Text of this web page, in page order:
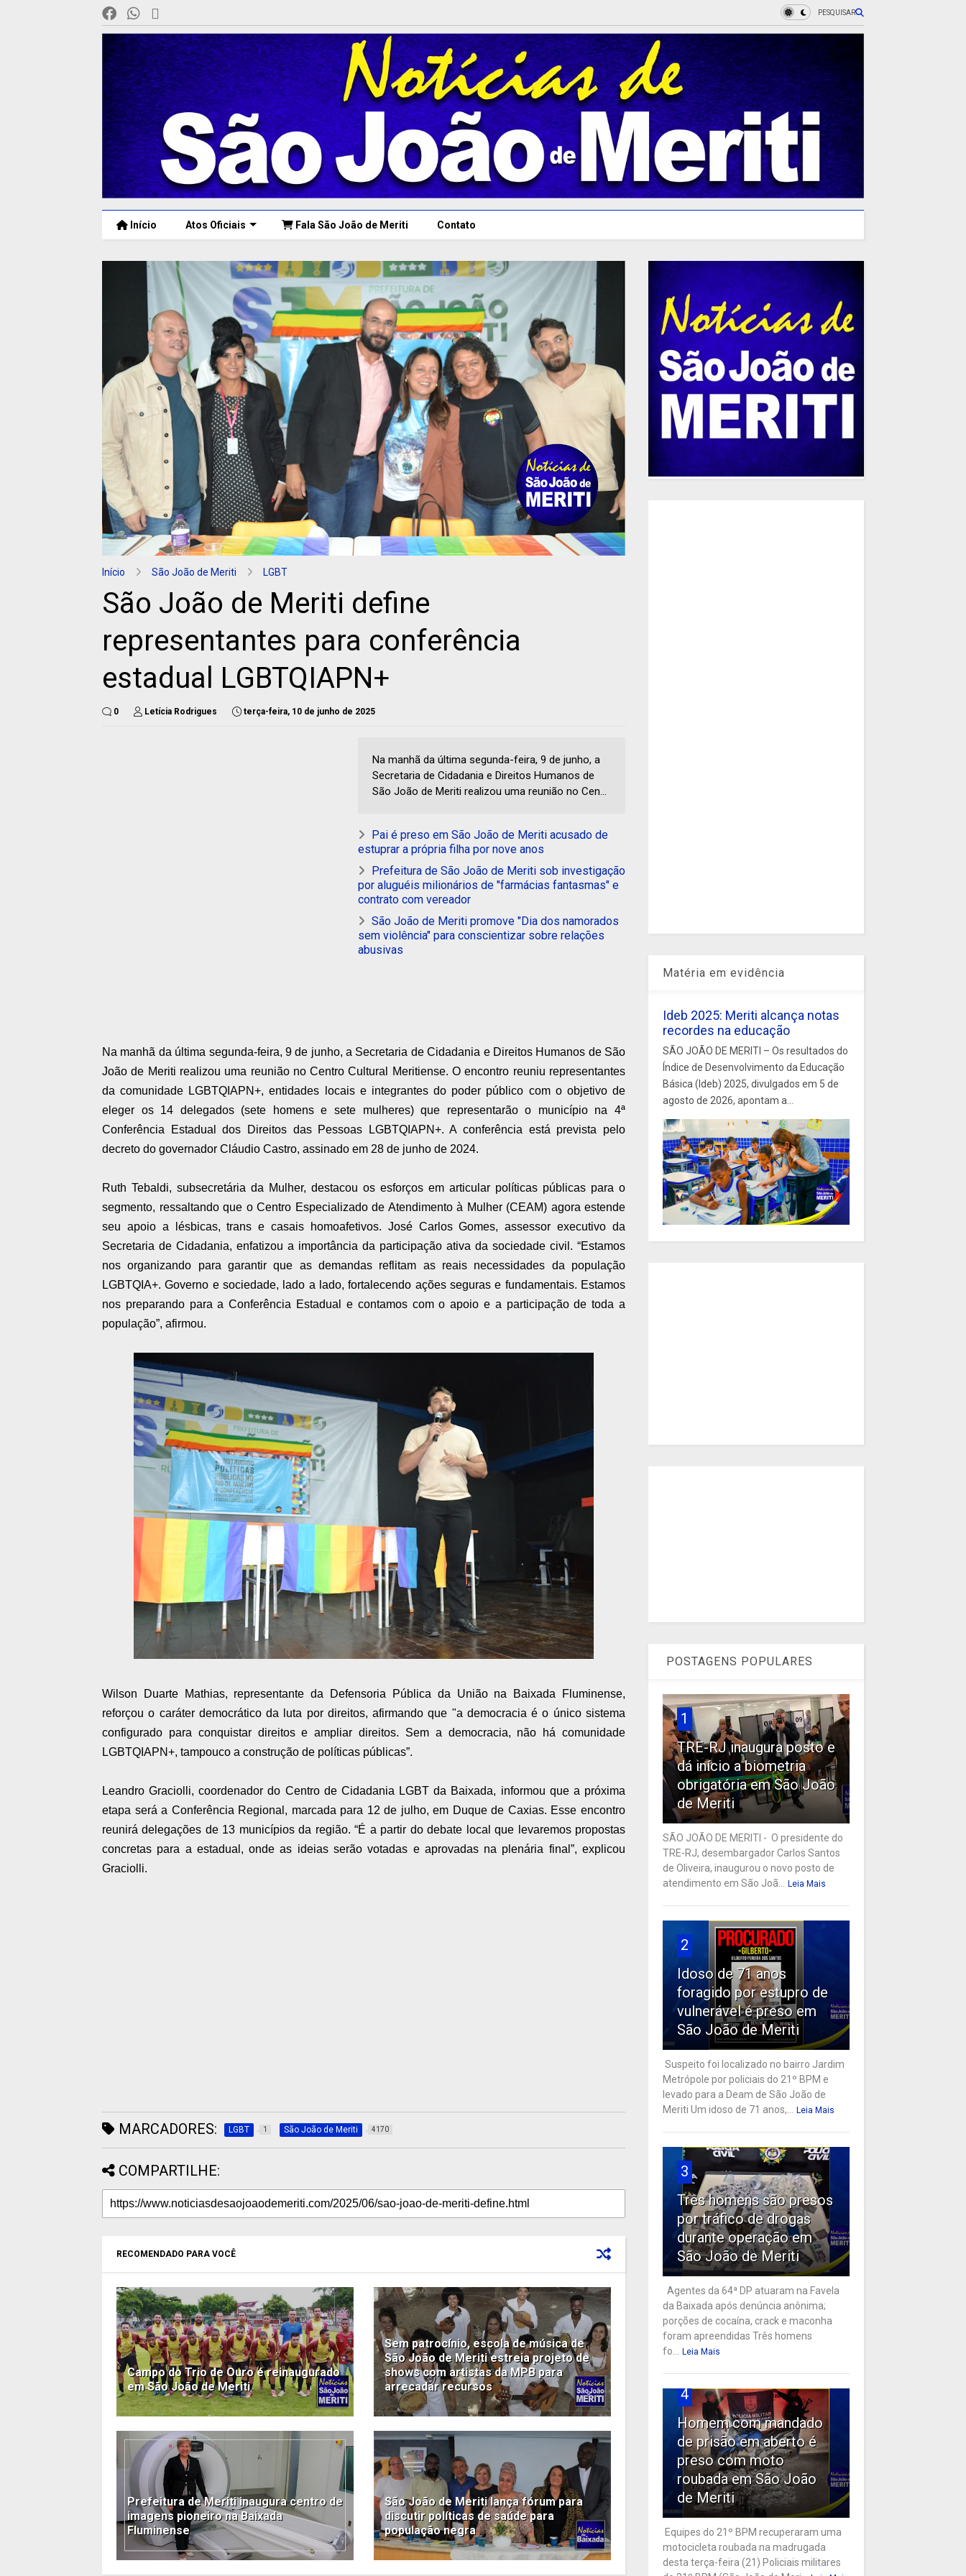
PESQUISAR
Início Atos Oficiais Fala São João de Meriti Contato
Início São João de Meriti LGBT
São João de Meriti define
representantes para conferência
estadual LGBTQIAPN+
0 Letícia Rodrigues terça-feira, 10 de junho de 2025
Na manhã da última segunda-feira, 9 de junho, a
Secretaria de Cidadania e Direitos Humanos de
São João de Meriti realizou uma reunião no Cen...
Pai é preso em São João de Meriti acusado de
estuprar a própria filha por nove anos
Prefeitura de São João de Meriti sob investigação
por aluguéis milionários de "farmácias fantasmas" e
contrato com vereador
São João de Meriti promove "Dia dos namorados
sem violência" para conscientizar sobre relações
abusivas
Na manhã da última segunda-feira, 9 de junho, a Secretaria de Cidadania e Direitos Humanos de São
João de Meriti realizou uma reunião no Centro Cultural Meritiense. O encontro reuniu representantes
da comunidade LGBTQIAPN+, entidades locais e integrantes do poder público com o objetivo de
eleger os 14 delegados (sete homens e sete mulheres) que representarão o município na 4ª
Conferência Estadual dos Direitos das Pessoas LGBTQIAPN+. A conferência está prevista pelo
decreto do governador Cláudio Castro, assinado em 28 de junho de 2024.
Ruth Tebaldi, subsecretária da Mulher, destacou os esforços em articular políticas públicas para o
segmento, ressaltando que o Centro Especializado de Atendimento à Mulher (CEAM) agora estende
seu apoio a lésbicas, trans e casais homoafetivos. José Carlos Gomes, assessor executivo da
Secretaria de Cidadania, enfatizou a importância da participação ativa da sociedade civil. “Estamos
nos organizando para garantir que as demandas reflitam as reais necessidades da população
LGBTQIA+. Governo e sociedade, lado a lado, fortalecendo ações seguras e fundamentais. Estamos
nos preparando para a Conferência Estadual e contamos com o apoio e a participação de toda a
população”, afirmou.
Wilson Duarte Mathias, representante da Defensoria Pública da União na Baixada Fluminense,
reforçou o caráter democrático da luta por direitos, afirmando que "a democracia é o único sistema
configurado para conquistar direitos e ampliar direitos. Sem a democracia, não há comunidade
LGBTQIAPN+, tampouco a construção de políticas públicas”.
Leandro Graciolli, coordenador do Centro de Cidadania LGBT da Baixada, informou que a próxima
etapa será a Conferência Regional, marcada para 12 de julho, em Duque de Caxias. Esse encontro
reunirá delegações de 13 municípios da região. “É a partir do debate local que levaremos propostas
concretas para a estadual, onde as ideias serão votadas e aprovadas na plenária final”, explicou
Graciolli.
MARCADORES: LGBT 1 São João de Meriti 4170
COMPARTILHE:
RECOMENDADO PARA VOCÊ
Campo do Trio de Ouro é reinaugurado
em São João de Meriti
Sem patrocínio, escola de música de
São João de Meriti estreia projeto de
shows com artistas da MPB para
arrecadar recursos
Prefeitura de Meriti inaugura centro de
imagens pioneiro na Baixada
Fluminense
São João de Meriti lança fórum para
discutir políticas de saúde para
população negra
Matéria em evidência
Ideb 2025: Meriti alcança notas
recordes na educação
SÃO JOÃO DE MERITI – Os resultados do
Índice de Desenvolvimento da Educação
Básica (Ideb) 2025, divulgados em 5 de
agosto de 2026, apontam a...
POSTAGENS POPULARES
1
TRE-RJ inaugura posto e
dá início a biometria
obrigatória em São João
de Meriti
SÃO JOÃO DE MERITI - O presidente do
TRE-RJ, desembargador Carlos Santos
de Oliveira, inaugurou o novo posto de
atendimento em São Joã...
Leia Mais
2
Idoso de 71 anos
foragido por estupro de
vulnerável é preso em
São João de Meriti
Suspeito foi localizado no bairro Jardim
Metrópole por policiais do 21º BPM e
levado para a Deam de São João de
Meriti Um idoso de 71 anos,...
Leia Mais
3
Três homens são presos
por tráfico de drogas
durante operação em
São João de Meriti
Agentes da 64ª DP atuaram na Favela
da Baixada após denúncia anônima;
porções de cocaína, crack e maconha
foram apreendidas Três homens
fo...
Leia Mais
4
Homem com mandado
de prisão em aberto é
preso com moto
roubada em São João
de Meriti
Equipes do 21º BPM recuperaram uma
motocicleta roubada na madrugada
desta terça-feira (21) Policiais militares